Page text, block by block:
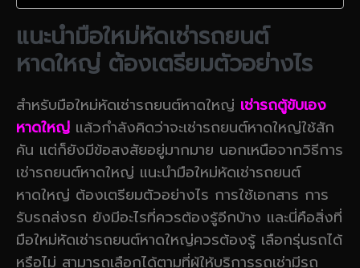
แนะนำมือใหม่หัดเช่ารถยนต์
หาดใหญ่ ต้องเตรียมตัวอย่างไร
สำหรับมือใหม่หัดเช่ารถยนต์หาดใหญ่ เช่ารถตู้ขับเอง
หาดใหญ่ แล้วกำลังคิดว่าจะเช่ารถยนต์หาดใหญ่ใช้สัก
คัน แต่ก็ยังมีข้อสงสัยอยู่มากมาย นอกเหนือจากวิธีการ
เช่ารถยนต์หาดใหญ่ แนะนำมือใหม่หัดเช่ารถยนต์
หาดใหญ่ ต้องเตรียมตัวอย่างไร การใช้เอกสาร การ
รับรถส่งรถ ยังมีอะไรที่ควรต้องรู้อีกบ้าง และนี่คือสิ่งที่
มือใหม่หัดเช่ารถยนต์หาดใหญ่ควรต้องรู้ เลือกรุ่นรถได้
หรือไม่ สามารถเลือกได้ตามที่ผู้ให้บริการรถเช่ามีรถ